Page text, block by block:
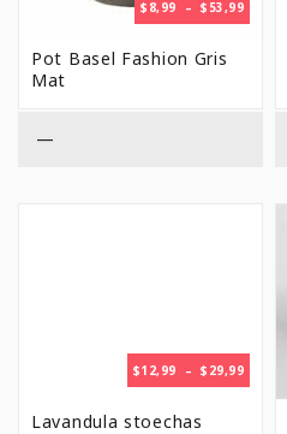
$ 8,99 – $ 53,99PLAGE
DE
Pot Basel Fashion Gris
Mat
—
$12,99 – $ 29,99PLAGE
DE
Lavandula stoechas